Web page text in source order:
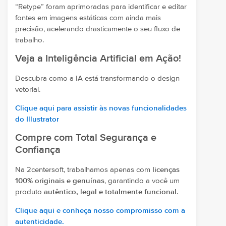
“Retype” foram aprimoradas para identificar e editar
fontes em imagens estáticas com ainda mais
precisão, acelerando drasticamente o seu fluxo de
trabalho.
Veja a Inteligência Artificial em Ação!
Descubra como a IA está transformando o design
vetorial.
Clique aqui para assistir às novas funcionalidades
do Illustrator
Compre com Total Segurança e
Confiança
Na 2centersoft, trabalhamos apenas com
licenças
100% originais e genuínas, garantindo a você um
produto autêntico, legal e totalmente funcional .
Clique aqui e conheça nosso compromisso com a
autenticidade.